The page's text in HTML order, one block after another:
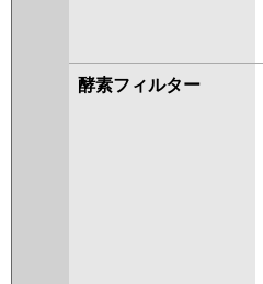
酵素フィルター